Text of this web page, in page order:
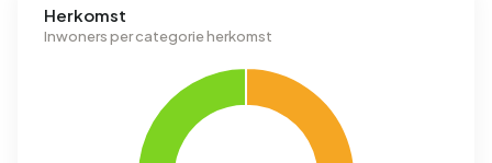
Herkomst
Inwoners per categorie herkomst